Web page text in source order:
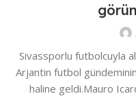
Sivassporlu futbolcuyla
Arjantin futbol
haline geldi.Mauro